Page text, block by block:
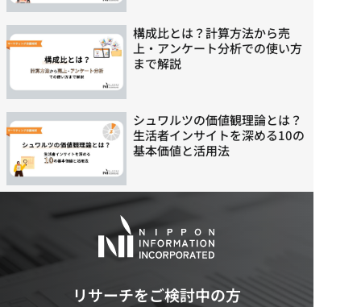
構成比とは？計算方法から売
上・アンケート分析での使い方
まで解説
シュワルツの価値観理論とは？
生活者インサイトを深める10の
基本価値と活用法
リサーチをご検討中の方